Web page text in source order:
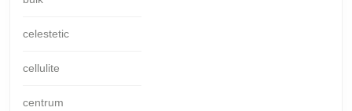
celestetic
cellulite
centrum